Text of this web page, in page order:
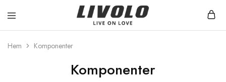
Livolo
Stilren
med
Hem Komponenter
Komponenter